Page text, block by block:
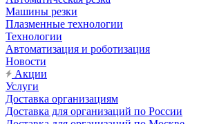
Машины резки
Плазменные технологии
Технологии
Автоматизация и роботизация
Новости
Акции
Услуги
Доставка организациям
Доставка для организаций по России